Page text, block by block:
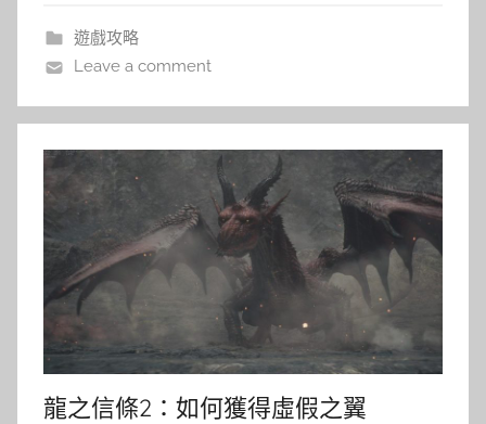
遊戲攻略
Leave a comment
龍之信條2：如何獲得虛假之翼